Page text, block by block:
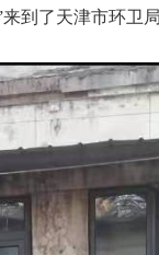
到了天津市环卫